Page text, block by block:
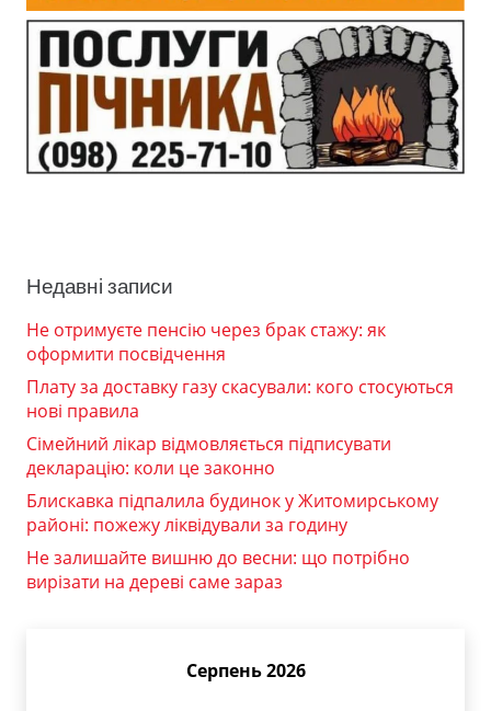
Недавні записи
Не отримуєте пенсію через брак стажу: як
оформити посвідчення
Плату за доставку газу скасували: кого стосуються
нові правила
Сімейний лікар відмовляється підписувати
декларацію: коли це законно
Блискавка підпалила будинок у Житомирському
районі: пожежу ліквідували за годину
Не залишайте вишню до весни: що потрібно
вирізати на дереві саме зараз
Серпень 2026